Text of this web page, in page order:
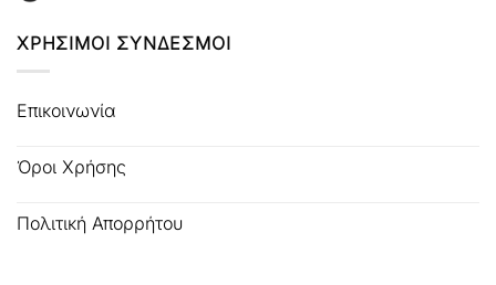
ΧΡΗΣΙΜΟΙ ΣΥΝΔΕΣΜΟΙ
Επικοινωνία
Όροι Χρήσης
Πολιτική Απορρήτου